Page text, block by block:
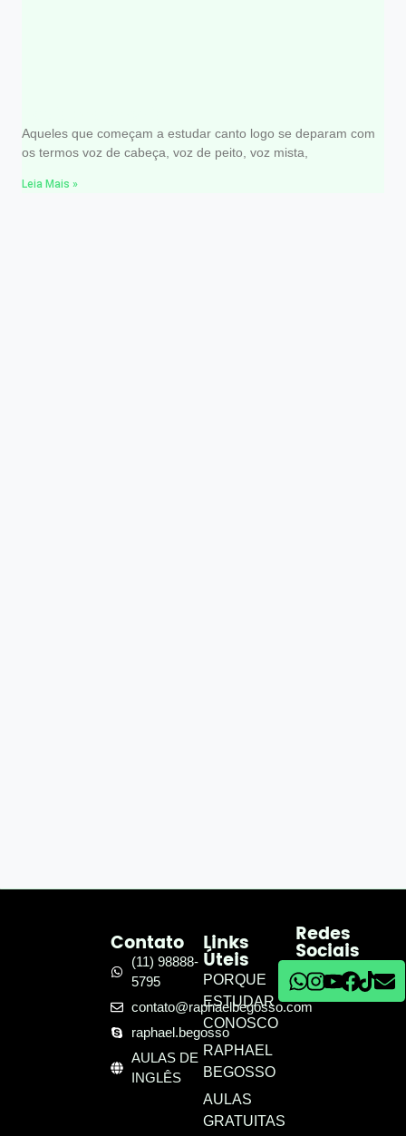
Aqueles que começam a estudar canto logo se deparam com
os termos voz de cabeça, voz de peito, voz mista,
Leia Mais »
Contato
(11) 98888-
5795
contato@raphaelbegosso.com
raphael.begosso
AULAS DE
INGLÊS
Links
Úteis
PORQUE
ESTUDAR
CONOSCO
RAPHAEL
BEGOSSO
AULAS
GRATUITAS
Redes
Sociais